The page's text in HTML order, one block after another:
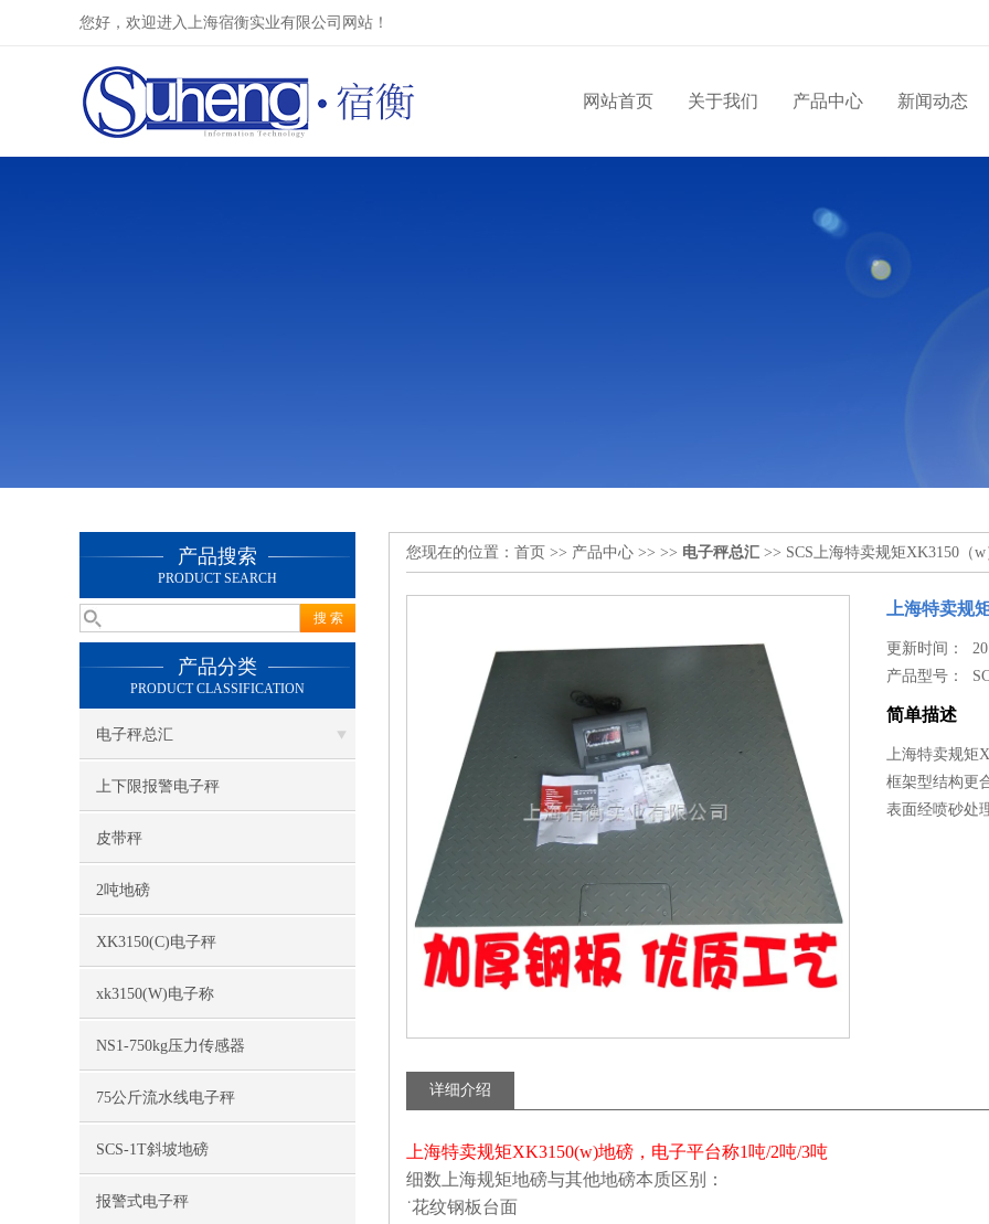
您好，欢迎进入上海宿衡实业有限公司网站！
网站首页 关于我们 产品中心 新闻动态
产品搜索
PRODUCT SEARCH
产品分类
PRODUCT CLASSIFICATION
电子秤总汇
上下限报警电子秤
皮带秤
2吨地磅
XK3150(C)电子秤
xk3150(W)电子称
NS1-750kg压力传感器
75公斤流水线电子秤
SCS-1T斜坡地磅
报警式电子秤
您现在的位置： 首页 >> 产品中心 >> >> 电子秤总汇 >> SCS上海特卖规矩XK3150（
上海特卖规
更新时间：
产品型号：
简单描述
上海特卖规矩
框架型结构更
表面经喷砂处
详细介绍
上海特卖规矩XK3150(w)地磅，电子平台称1吨/2吨/3吨
细数上海规矩地磅与其他地磅本质区别：
˙花纹钢板台面